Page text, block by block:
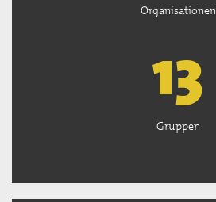
Organisationen
13
Gruppen